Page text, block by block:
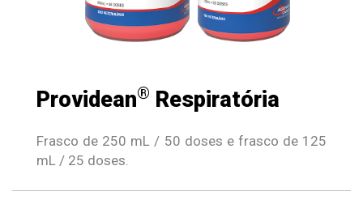
Providean® Respiratória
Frasco de 250 mL / 50 doses e frasco de 125
mL / 25 doses.